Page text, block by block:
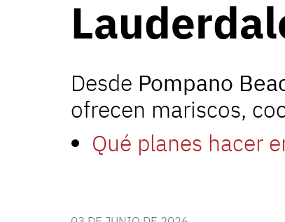
Desde Pompano
ofrecen mariscos,
Qué planes hacer